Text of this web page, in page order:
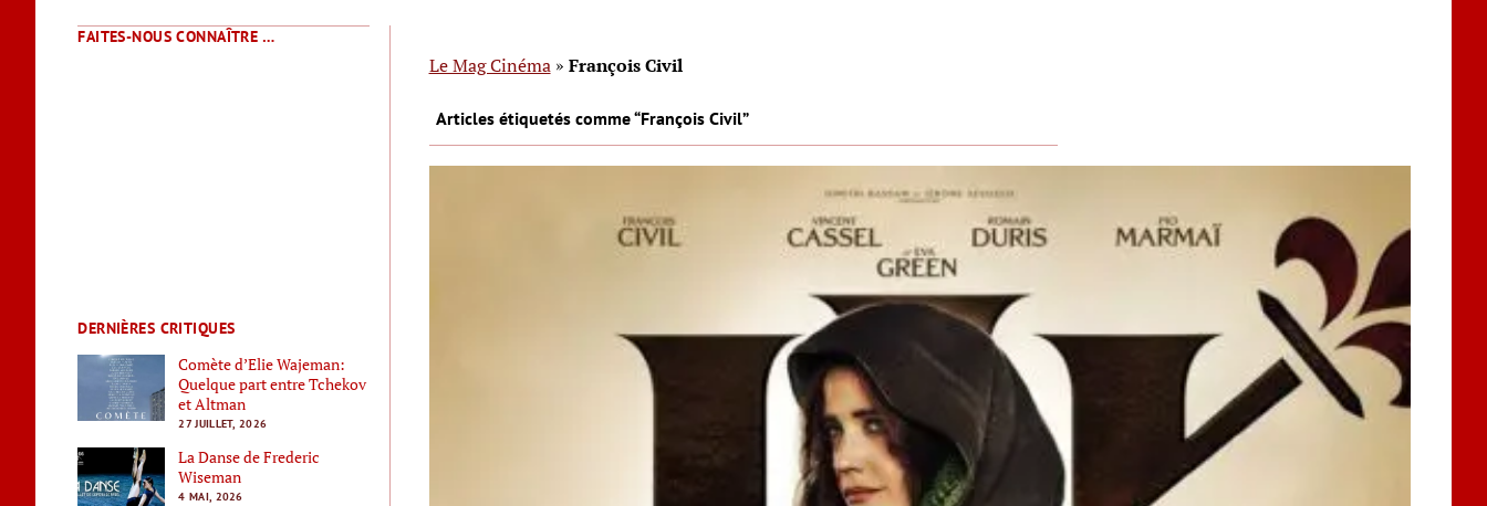
FAITES-NOUS CONNAÎTRE …
DERNIÈRES CRITIQUES
Comète d’Elie Wajeman:
Quelque part entre Tchekov
et Altman
27 JUILLET, 2026
La Danse de Frederic
Wiseman
4 MAI, 2026
Le Mag Cinéma» François Civil
Articles étiquetés comme “François Civil”